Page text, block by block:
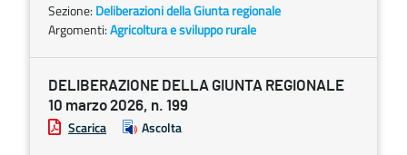
Sezione: Deliberazioni della Giunta regionale
Argomenti:Agricoltura e sviluppo rurale
DELIBERAZIONE DELLA GIUNTA REGIONALE
10 marzo 2026, n. 199
Scarica Ascolta